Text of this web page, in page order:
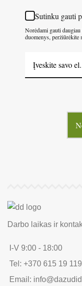
Sutinku gauti
Norėdami gauti
duomenys, peržiūrėkite
Darbo laikas ir
I-V 9:00 - 18:00
Tel: +370 615 19 119
Email: